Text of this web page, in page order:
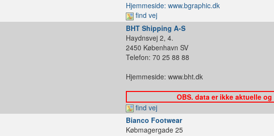
Hjemmeside: www.bgraphic.dk
find vej
BHT Shipping A-S
Haydnsvej 2, 4.
2450 København SV
Telefon: 70 25 88 88
Hjemmeside: www.bht.dk
OBS. data er ikke aktuelle
find vej
Bianco Footwear
Købmagergade 25